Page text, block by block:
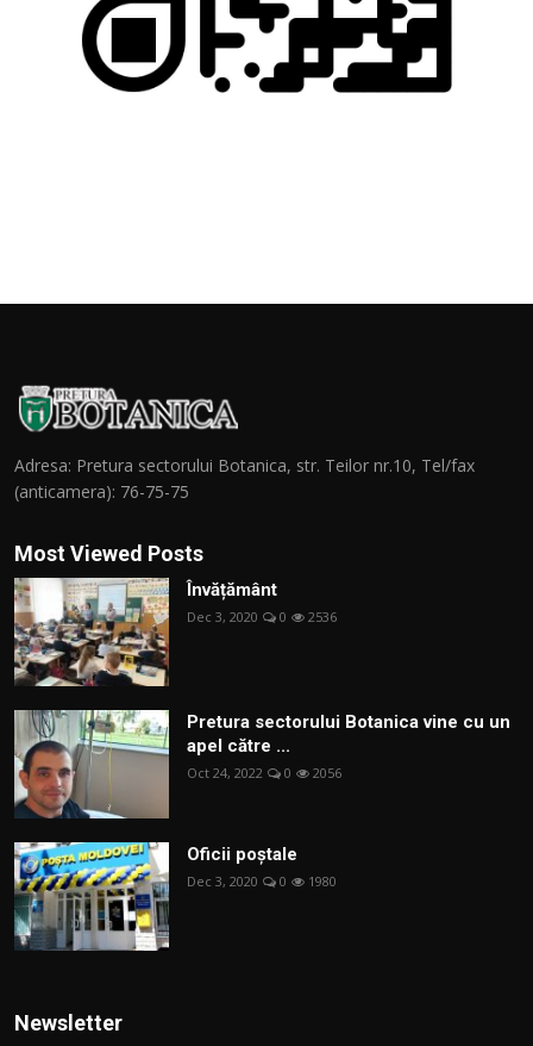
Adresa: Pretura sectorului Botanica, str. Teilor nr.10, Tel/fax
(anticamera): 76-75-75
Most Viewed Posts
Învățământ
Dec 3, 2020 0 2536
Pretura sectorului Botanica vine cu un
apel către ...
Oct 24, 2022 0 2056
Oficii poștale
Dec 3, 2020 0 1980
Newsletter